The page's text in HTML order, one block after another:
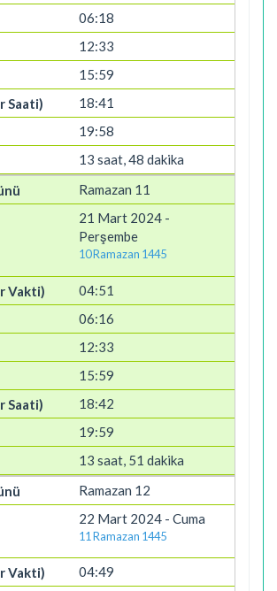
06:18
12:33
15:59
18:41
19:58
13 saat, 48 dakika
Ramazan 11
21 Mart 2024 -
Perşembe
10 Ramazan 1445
04:51
06:16
12:33
15:59
18:42
19:59
13 saat, 51 dakika
Ramazan 12
22 Mart 2024 - Cuma
11 Ramazan 1445
04:49